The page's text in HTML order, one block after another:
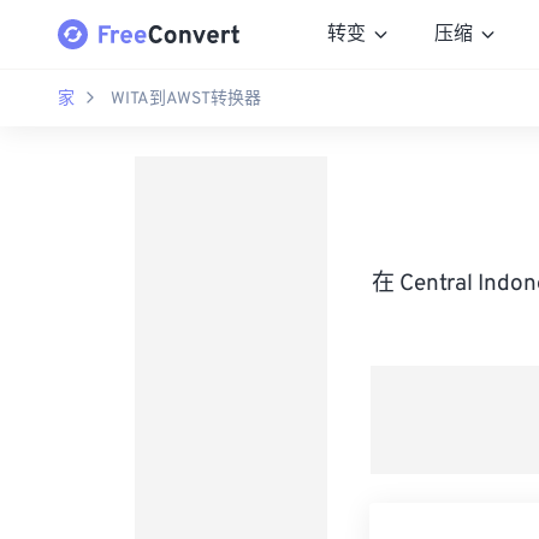
转变 压缩
家 WITA到AWST转换器
在 Central